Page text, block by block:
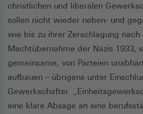
christlichen und liberalen
sollen nicht wieder neben- und
wie bis zu ihrer Zerschlagung nach
Machtübernahme der Nazis 1933,
gemeinsame, von Parteien
aufbauen – übrigens unter
Gewerkschafter.
eine klare Absage an eine